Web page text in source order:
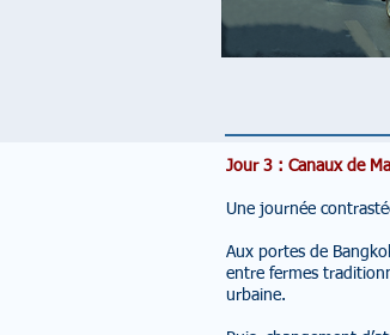
Jour 3 : Canaux de
Une journée
Aux portes de
entre fermes
urbaine.